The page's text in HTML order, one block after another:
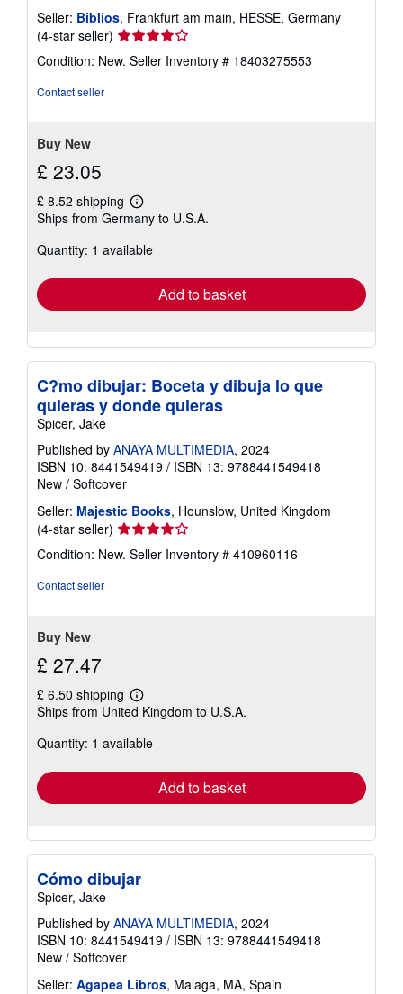
Seller: Biblios, Frankfurt am main, HESSE, Germany
(4-star seller) Seller
rating
4
Condition: New. Seller Inventory # 18403275553
Contact seller
Buy New
£ 23.05
£ 8.52 shipping
Learn
more
shipping
Ships from Germany to U.S.A.
Quantity: 1 available
Add to basket
C?mo dibujar: Boceta y dibuja lo que
quieras y donde quieras
Spicer, Jake
Published by ANAYA MULTIMEDIA, 2024
ISBN 10: 8441549419 / ISBN 13: 9788441549418
New / Softcover
Seller: Majestic Books, Hounslow, United Kingdom
(4-star seller) Seller
rating
4
Condition: New. Seller Inventory # 410960116
Contact seller
Buy New
£ 27.47
£ 6.50 shipping
Learn
more
shipping
Ships from United Kingdom to U.S.A.
Quantity: 1 available
Add to basket
Cómo dibujar
Spicer, Jake
Published by ANAYA MULTIMEDIA, 2024
ISBN 10: 8441549419 / ISBN 13: 9788441549418
New / Softcover
Seller: Agapea Libros, Malaga, MA, Spain